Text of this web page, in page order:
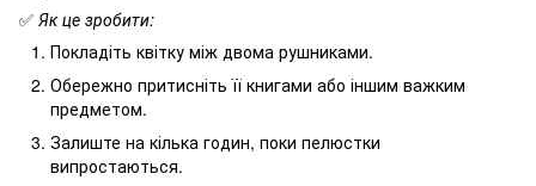
✅ Як це зробити:
Покладіть квітку між двома рушниками.
Обережно притисніть її книгами або іншим важким
предметом.
Залиште на кілька годин, поки пелюстки
випростаються.